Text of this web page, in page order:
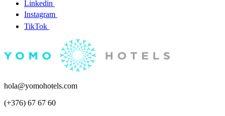
Linkedin
Instagram
TikTok
hola@yomohotels.com
(+376) 67 67 60